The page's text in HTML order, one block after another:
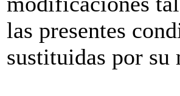
las presentes
sustituidas por